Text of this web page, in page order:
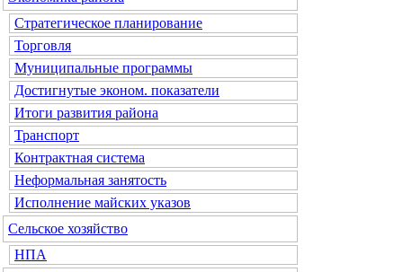
Стратегическое планирование
Торговля
Муниципальные программы
Достигнутые эконом. показатели
Итоги развития района
Транспорт
Контрактная система
Неформальная занятость
Исполнение майских указов
Сельское хозяйство
НПА